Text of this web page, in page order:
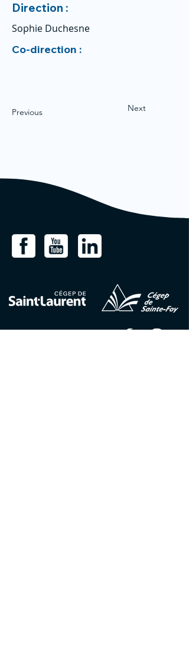
Direction :
Sophie Duchesne
Co-direction :
Previous Next